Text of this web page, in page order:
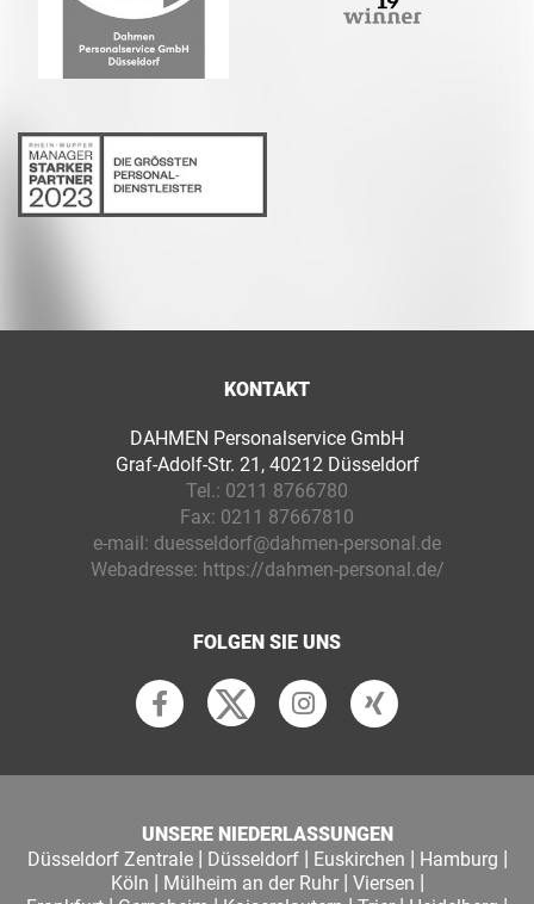
KONTAKT
DAHMEN Personalservice GmbH
Graf-Adolf-Str. 21, 40212 Düsseldorf
Tel.: 0211 8766780
Fax: 0211 87667810
e-mail: duesseldorf@dahmen-personal.de
Webadresse: https://dahmen-personal.de/
FOLGEN SIE UNS
UNSERE NIEDERLASSUNGEN
Düsseldorf Zentrale| Düsseldorf| Euskirchen | Hamburg |
Köln | Mülheim an der Ruhr| Viersen |